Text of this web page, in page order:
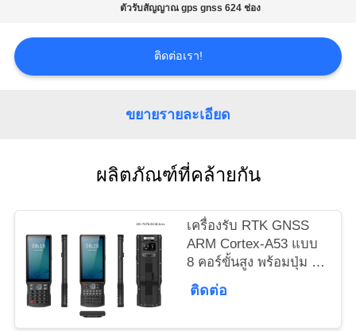
ขอ
แผนผัง
เว็บไซต์
ตัวรับสัญญาณ gps gnss 624 ช่อง
ติดต่อเรา!
ขยายรายละเอียด
ผลิตภัณฑ์ที่คล้ายกัน
เครื่องรับ RTK GNSS
ARM Cortex-A53 แบบ
8 คอร์ขั้นสูง พร้อมปุ่ม 51
ปุ่ม, ปุ่มปรับแต่งเอง 1
ปุ่ม และพอร์ต USB
ติดต่อ